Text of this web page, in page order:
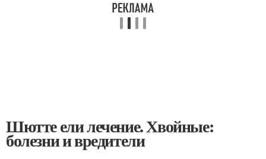
Шютте ели лечение. Хвойные:
болезни и вредители